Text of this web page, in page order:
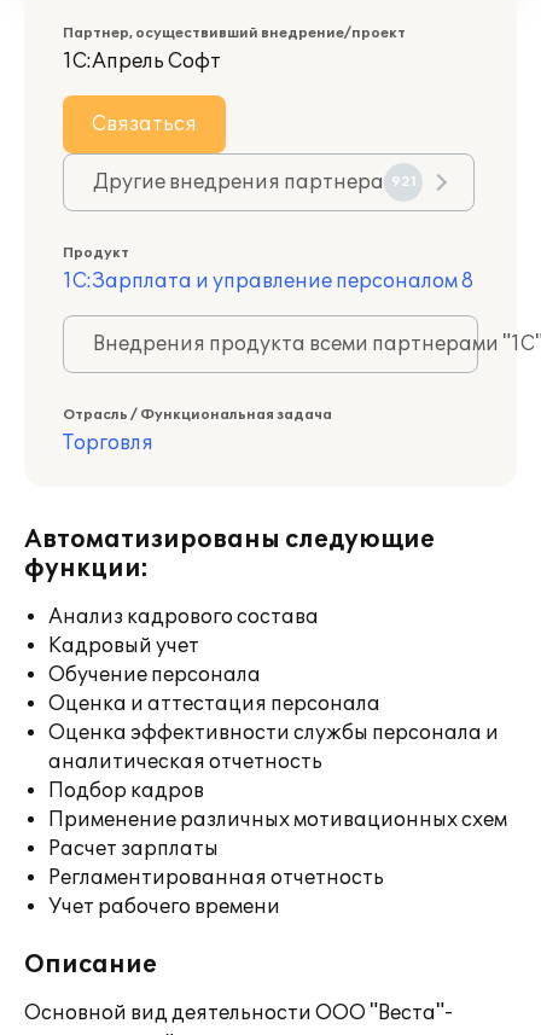
Партнер, осуществивший внедрение/проект
1С:Апрель Софт
Связаться
Другие внедрения партнера 921
Продукт
1С:Зарплата и управление персоналом 8
Внедрения продукта всеми партнерами
Отрасль / Функциональная задача
Торговля
Автоматизированы следующие
функции:
Анализ кадрового состава
Кадровый учет
Обучение персонала
Оценка и аттестация персонала
Оценка эффективности службы персонала и
аналитическая отчетность
Подбор кадров
Применение различных мотивационных схем
Расчет зарплаты
Регламентированная отчетность
Учет рабочего времени
Описание
Основной вид деятельности ООО "Веста"-